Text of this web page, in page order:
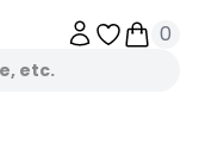
Obiecte
0